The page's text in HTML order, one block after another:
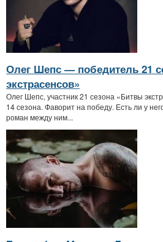
Олег Шепс — победитель 21
экстрасенсов»
Олег Шепс, участник 21 сезона «Битвы
14 сезона. Фаворит на победу. Есть ли у
роман между ним...